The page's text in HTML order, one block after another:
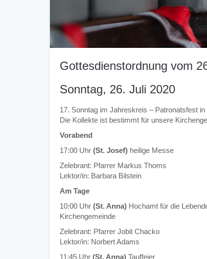
Gottesdienstordnung vom
Sonntag, 26. Juli 2020
17. Sonntag im Jahreskreis – Patronatsfest in
Die Kollekte ist bestimmt für unsere
Vorabend
17:00 Uhr (St. Josef) heilige Messe
Zelebrant: Pfarrer Markus Thoms
Lektor/in: Barbara Bilstein
Am Tage
10:00 Uhr (St. Anna) Hochamt für die
Kirchengemeinde
Zelebrant: Pfarrer Jobit Chacko
Lektor/in: Norbert Adams
11:45 Uhr (St. Anna) Tauffeier